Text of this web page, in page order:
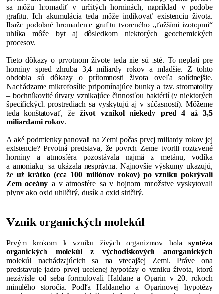
sa môžu hromadiť v určitých horninách, napríklad v podobe
grafitu. Ich akumulácia teda môže indikovať existenciu života.
Ibaže podobné hromadenie grafitu tvoreného „ťažšími izotopmi“
uhlíka môže byt aj dôsledkom niektorých geochemických
procesov.
Tieto dôkazy o prvotnom živote teda nie sú isté. To neplatí pre
horniny spred zhruba 3,4 miliardy rokov a mladšie. Z tohto
obdobia sú dôkazy o prítomnosti života oveľa solídnejšie.
Nachádzame mikrofosílie pripomínajúce bunky a tzv. stromatolity
– bochníkovité útvary vznikajúce činnosťou baktérií (v niektorých
špecifických prostrediach sa vyskytujú aj v súčasnosti). Môžeme
teda konštatovať, žeživot vznikol niekedy pred 4 až 3,5
miliardami rokov.
A aké podmienky panovali na Zemi počas prvej miliardy rokov jej
existencie? Prvotná predstava, že povrch Zeme tvorili roztavené
horniny a atmosféra pozostávala najmä z metánu, vodíka
a amoniaku, sa ukázala nesprávna. Najnovšie výskumy ukazujú,
žeuž krátko (cca 100 miliónov rokov) po vzniku pokrývali
Zem oceány a v atmosfére sa v hojnom množstve vyskytovali
plyny ako oxid uhličitý, dusík a oxid siričitý.
Vznik organických molekúl
Prvým krokom k vzniku živých organizmov bola syntéza
organických molekúl z východiskových anorganických
molekúl nachádzajúcich sa na vtedajšej Zemi. Práve ona
predstavuje jadro prvej ucelenej hypotézy o vzniku života, ktorú
nezávisle od seba formulovali Haldane a Oparin v 20. rokoch
minulého storočia. Podľa Haldaneho a Oparinovej hypotézy